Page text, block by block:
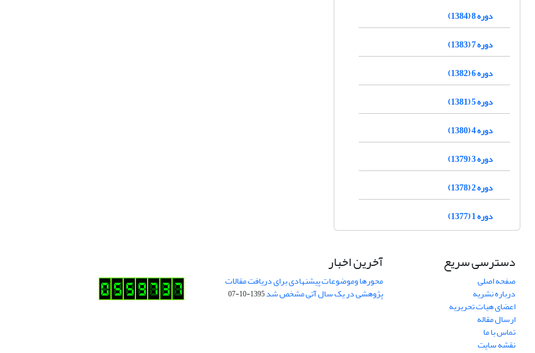
دوره 8 (1384)
دوره 7 (1383)
دوره 6 (1382)
دوره 5 (1381)
دوره 4 (1380)
دوره 3 (1379)
دوره 2 (1378)
دوره 1 (1377)
دسترسی سریع
صفحه اصلی
درباره نشریه
اعضای هیات تحریریه
ارسال مقاله
تماس با ما
نقشه سایت
آخرین اخبار
محورها وموضوعات پیشنهادی برای دریافت مقالات
پژوهشی در یک سال آتی مشخص شد1395-10-07